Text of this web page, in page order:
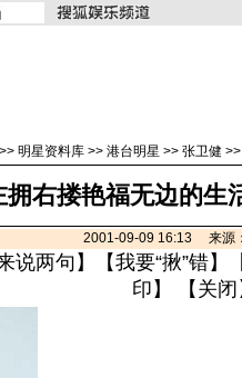
>> 明星资料库 >> 港台明星 >> 张卫健
拥右搂艳福无边的生
2001-09-09 16:13 来源
说两句 】【我要“揪”错】
印 】 【 关闭